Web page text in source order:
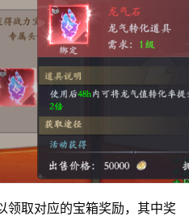
领取对应的宝箱奖励，其中奖